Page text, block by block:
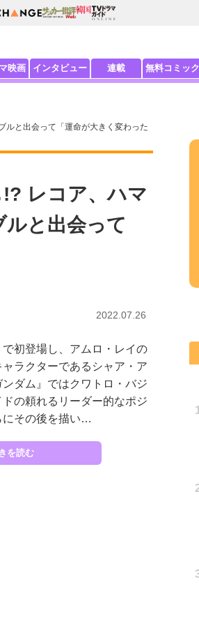
映画 インタビュー 連載 無料コミック
ルと出会って「運命が大きく変わった
!? レコア、ハマ
と出会って
2022.07.26
初登場し、アムロ・レイの
ラクターであるシャア・ア
ダム』ではクワトロ・バジ
の頼れるリーダー的なポジ
その後を描い…
を読む